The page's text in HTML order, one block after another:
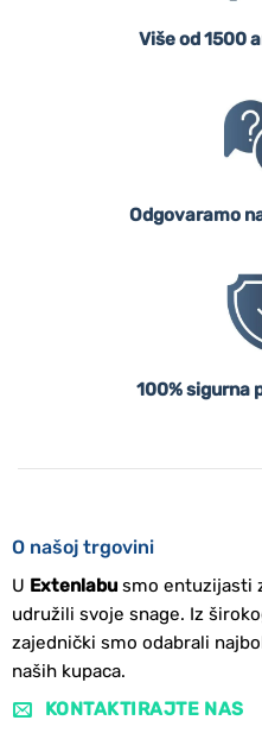
Više od 1500
Odgovaramo
100% sigurna
O našoj trgovini
U Extenlabusmo entuzijasti
udružili svoje snage. Iz
zajednički smo odabrali
naših kupaca.
KONTAKTIRAJTE NAS